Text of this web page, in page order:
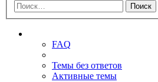
Поиск
FAQ
Темы без ответов
Активные темы